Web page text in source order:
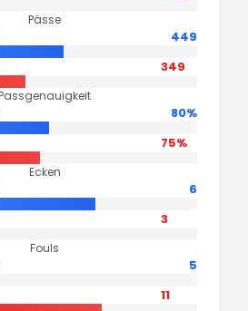
Pässe
449
349
80%
75%
Ecken
6
3
Fouls
5
11